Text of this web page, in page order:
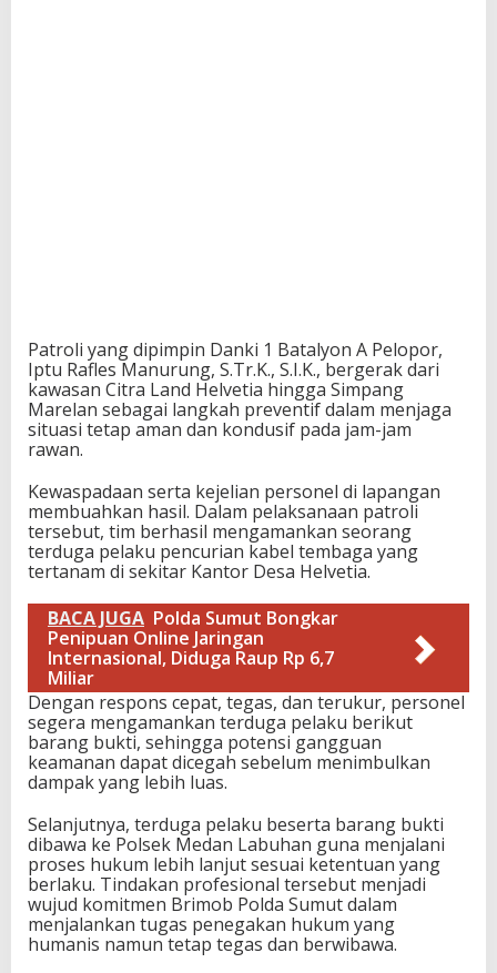
Patroli yang dipimpin Danki 1 Batalyon A Pelopor,
Iptu Rafles Manurung, S.Tr.K., S.I.K., bergerak dari
kawasan Citra Land Helvetia hingga Simpang
Marelan sebagai langkah preventif dalam menjaga
situasi tetap aman dan kondusif pada jam-jam
rawan.
Kewaspadaan serta kejelian personel di lapangan
membuahkan hasil. Dalam pelaksanaan patroli
tersebut, tim berhasil mengamankan seorang
terduga pelaku pencurian kabel tembaga yang
tertanam di sekitar Kantor Desa Helvetia.
BACA JUGA Polda Sumut Bongkar
Penipuan Online Jaringan
Internasional, Diduga Raup Rp 6,7
Miliar
Dengan respons cepat, tegas, dan terukur, personel
segera mengamankan terduga pelaku berikut
barang bukti, sehingga potensi gangguan
keamanan dapat dicegah sebelum menimbulkan
dampak yang lebih luas.
Selanjutnya, terduga pelaku beserta barang bukti
dibawa ke Polsek Medan Labuhan guna menjalani
proses hukum lebih lanjut sesuai ketentuan yang
berlaku. Tindakan profesional tersebut menjadi
wujud komitmen Brimob Polda Sumut dalam
menjalankan tugas penegakan hukum yang
humanis namun tetap tegas dan berwibawa.